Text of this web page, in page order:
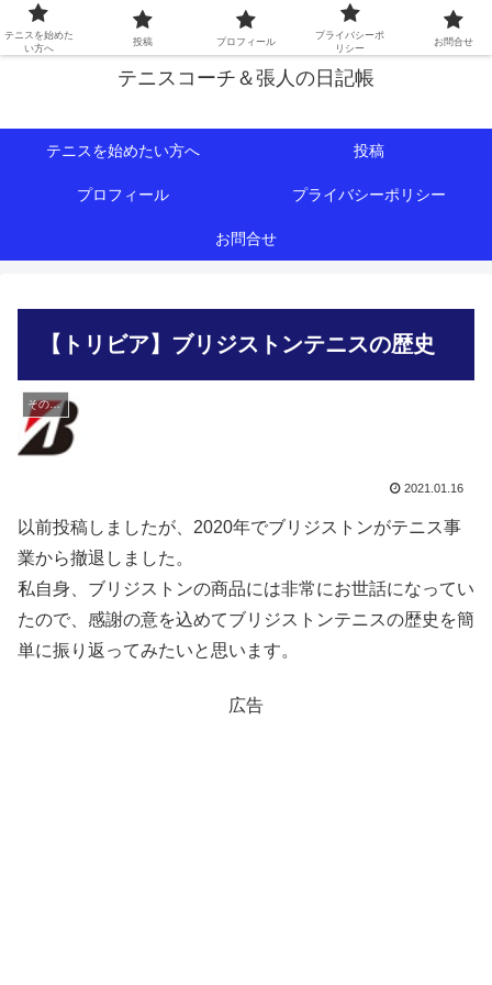
初心者∼中級者向けの情報を中心にテニスライフをサポート！
テニスコーチ＆張人の日記帳
テニスを始めたい方へ 投稿
プロフィール プライバシーポリシー
お問合せ
【トリビア】ブリジストンテニスの歴史
その他用品
2021.01.16
以前投稿しましたが、2020年でブリジストンがテニス事
業から撤退しました。
私自身、ブリジストンの商品には非常にお世話になってい
たので、感謝の意を込めてブリジストンテニスの歴史を簡
単に振り返ってみたいと思います。
広告
テニスを始めた
い方へ
投稿 プロフィール
プライバシーポ
リシー
お問合せ